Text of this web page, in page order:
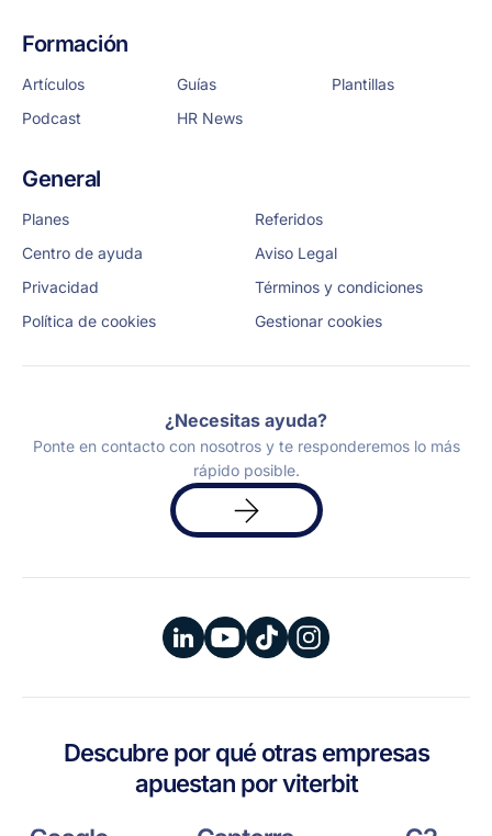
Formación
Artículos Guías
Plantillas
Podcast
HR News
General
Planes
Referidos
Centro de ayuda
Aviso Legal
Privacidad
Términos y condiciones
Política de cookies
Gestionar cookies
¿Necesitas ayuda?
Ponte en contacto con nosotros y te responderemos lo más
rápido posible.
Solicita
una
demo
Descubre por qué otras empresas
apuestan por viterbit